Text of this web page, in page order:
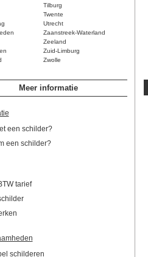
Tilburg
Twente
Utrecht
Zaanstreek-Waterland
Zeeland
Zuid-Limburg
Zwolle
Meer informatie
een schilder?
een schilder?
tarief
schilderen